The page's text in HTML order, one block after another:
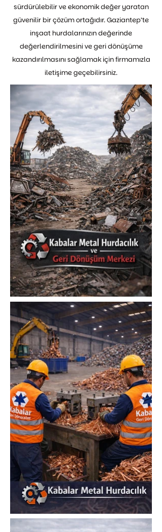
sürdürülebilir ve ekonomik değer yaratan
güvenilir bir çözüm ortağıdır. Gaziantep’te
inşaat hurdalarınızın değerinde
değerlendirilmesini ve geri dönüşüme
kazandırılmasını sağlamak için firmamızla
iletişime geçebilirsiniz.